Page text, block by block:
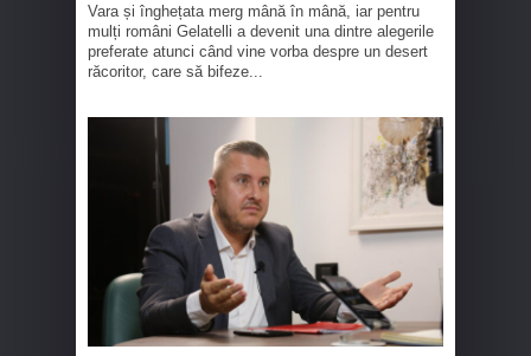
Vara și înghețata merg mână în mână, iar pentru
mulți români Gelatelli a devenit una dintre alegerile
preferate atunci când vine vorba despre un desert
răcoritor, care să bifeze...